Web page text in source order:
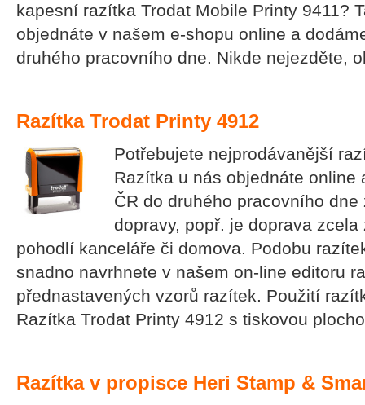
kapesní razítka Trodat Mobile Printy 9411?
objednáte v našem e-shopu online a
druhého pracovního dne. Nikde nejezděte,
Razítka Trodat Printy 4912
Potřebujete nejprodávanější
Razítka u nás objednáte online
ČR do druhého pracovního
dopravy, popř. je doprava
pohodlí kanceláře či domova. Podobu
snadno navrhnete v našem on-line editoru
přednastavených vzorů razítek. Použití
Razítka Trodat Printy 4912 s tiskovou
Razítka v propisce Heri Stamp &